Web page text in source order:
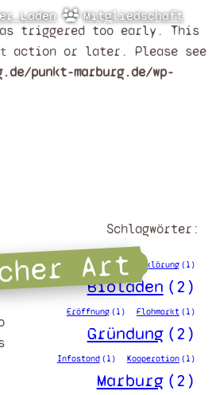
triggered too early. This
action or later. Please see
punkt-marburg.de/wp-
Laden Mitgliedschaft
Art
Schlagwörter:
Behörden Beitrittserklärung (1)
Bioladen (2)
Eröffnung (1) Flohmarkt (1)
Gründung (2)
Infostand (1) Kooperation (1)
Marburg (2)